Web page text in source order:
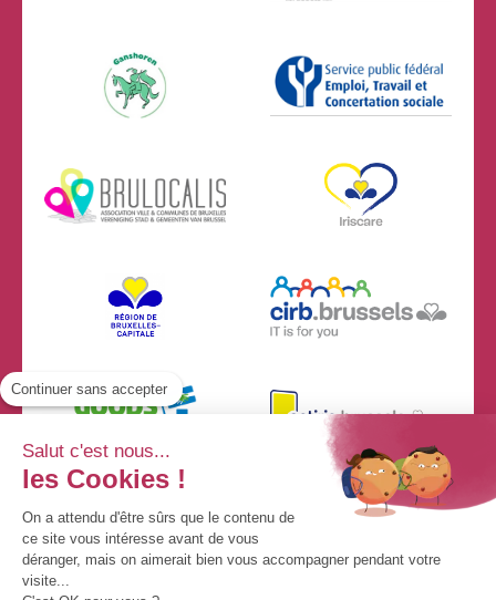
Continuer sans accepter
Salut c'est nous...
les Cookies !
On a attendu d'être sûrs que le contenu de
ce site vous intéresse avant de vous
déranger, mais on aimerait bien vous accompagner pendant votre
visite...